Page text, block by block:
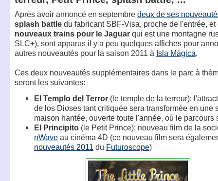
Après avoir annoncé en septembre deux de ses
splash battledu fabricant SBF-Visa, proche de l'entrée, et
nouveaux trains pour le Jaguarqui est une montagne
SLC+), sont apparus il y a peu quelques affiches pour
autres nouveautés pour la saison 2011 à Isla Mágica.
Ces deux nouveautés supplémentaires dans le parc à
seront les suivantes:
El Templo del Terror(le temple de la terreur):
de los Dioses tant critiquée sera transformée en une
maison hantée, ouverte toute l'année, où le parcours
El Principito(le Petit Prince): nouveau film de la
nWaveau cinéma 4D (ce nouveau film sera
nouveautés 2011 du Futuroscope)